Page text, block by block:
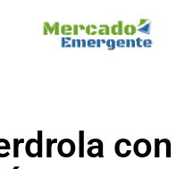
con